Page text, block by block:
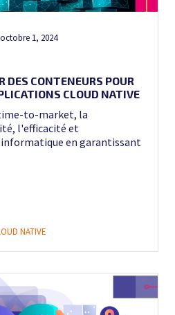
octobre 1, 2024
CONTENEURS POUR
CLOUD NATIVE
to-market, la
l'efficacité et
en garantissant
NATIVE